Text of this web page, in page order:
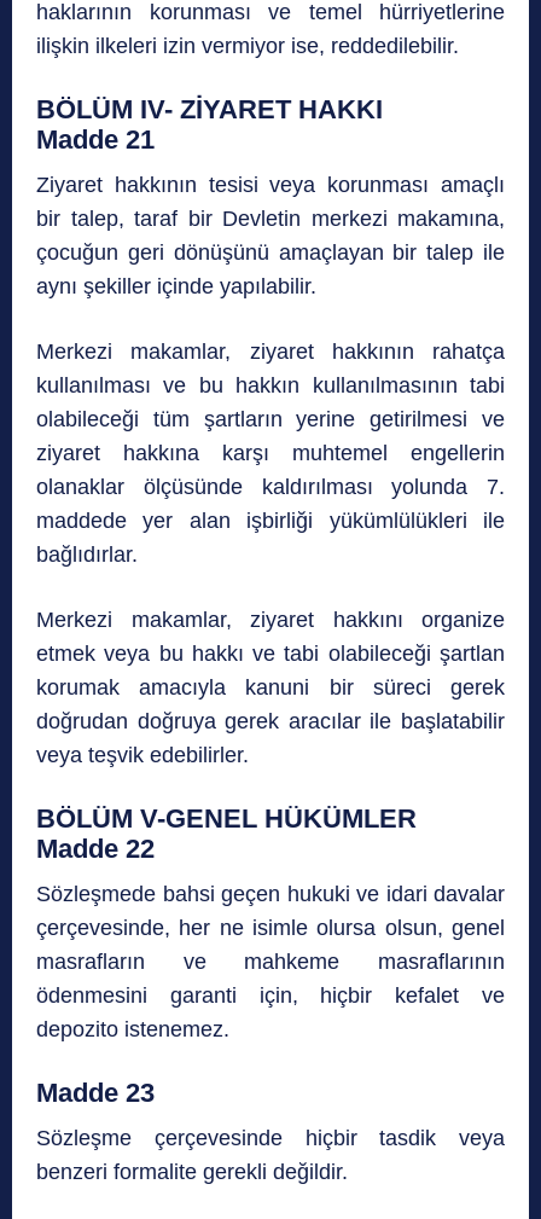
haklarının korunması ve temel hürriyetlerine
ilişkin ilkeleri izin vermiyor ise, reddedilebilir.
BÖLÜM IV- ZİYARET HAKKI
Madde 21
Ziyaret hakkının tesisi veya korunması amaçlı
bir talep, taraf bir Devletin merkezi makamına,
çocuğun geri dönüşünü amaçlayan bir talep ile
aynı şekiller içinde yapılabilir.
Merkezi makamlar, ziyaret hakkının rahatça
kullanılması ve bu hakkın kullanılmasının tabi
olabileceği tüm şartların yerine getirilmesi ve
ziyaret hakkına karşı muhtemel engellerin
olanaklar ölçüsünde kaldırılması yolunda 7.
maddede yer alan işbirliği yükümlülükleri ile
bağlıdırlar.
Merkezi makamlar, ziyaret hakkını organize
etmek veya bu hakkı ve tabi olabileceği şartlan
korumak amacıyla kanuni bir süreci gerek
doğrudan doğruya gerek aracılar ile başlatabilir
veya teşvik edebilirler.
BÖLÜM V-GENEL HÜKÜMLER
Madde 22
Sözleşmede bahsi geçen hukuki ve idari davalar
çerçevesinde, her ne isimle olursa olsun, genel
masrafların ve mahkeme masraflarının
ödenmesini garanti için, hiçbir kefalet ve
depozito istenemez.
Madde 23
Sözleşme çerçevesinde hiçbir tasdik veya
benzeri formalite gerekli değildir.